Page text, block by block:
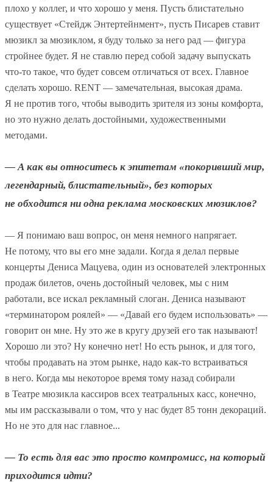
плохо у коллег, и что хорошо у меня. Пусть блистательно
существует «Стейдж Энтертейнмент», пусть Писарев ставит
мюзикл за мюзиклом, я буду только за него рад — фигура
стройнее будет. Я не ставлю перед собой задачу выпускать
что-то такое, что будет совсем отличаться от всех. Главное
сделать хорошо. RENT — замечательная, высокая драма.
Я не против того, чтобы выводить зрителя из зоны комфорта,
но это нужно делать достойными, художественными
методами.
— А как вы относитесь к эпитетам «покоривший мир,
легендарный, блистательный», без которых
не обходится ни одна реклама московских мюзиклов?
— Я понимаю ваш вопрос, он меня немного напрягает.
Не потому, что вы его мне задали. Когда я делал первые
концерты Дениса Мацуева, один из основателей электронных
продаж билетов, очень достойный человек, мы с ним
работали, все искал рекламный слоган. Дениса называют
«терминатором роялей» — «Давай его будем использовать» —
говорит он мне. Ну это же в кругу друзей его так называют!
Хорошо ли это? Ну конечно нет! Но есть рынок, и для того,
чтобы продавать на этом рынке, надо как-то встраиваться
в него. Когда мы некоторое время тому назад собирали
в Театре мюзикла кассиров всех театральных касс, конечно,
мы им рассказывали о том, что у нас будет 85 тонн декораций.
Но не это для нас главное...
— То есть для вас это просто компромисс, на который
приходится идти?